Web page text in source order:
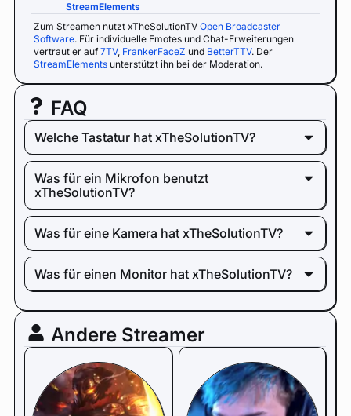
Zum Streamen nutzt xTheSolutionTV Open Broadcaster
Software. Für individuelle Emotes und Chat-Erweiterungen
vertraut er auf7TV, FrankerFaceZ und BetterTTV. Der
StreamElements unterstützt ihn bei der Moderation.
StreamElements
FAQ
Welche Tastatur hat xTheSolutionTV?
Was für ein Mikrofon benutzt
xTheSolutionTV?
Was für eine Kamera hat xTheSolutionTV?
Was für einen Monitor hat xTheSolutionTV?
Andere Streamer